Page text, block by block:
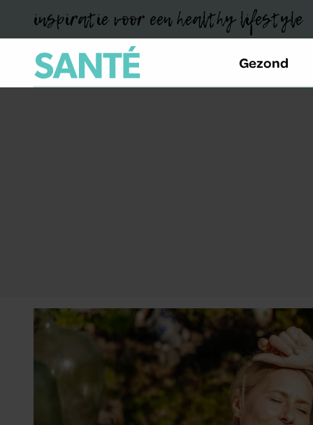
inspiratie voor een healthy lifestyle
Gezond